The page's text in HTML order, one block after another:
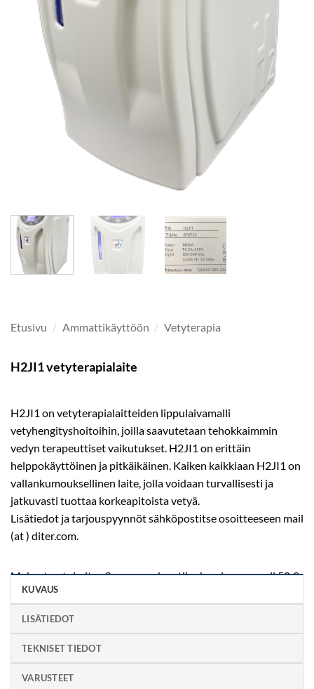
Etusivu / Ammattikäyttöön / Vetyterapia
H2JI1 vetyterapialaite
H2JI1 on vetyterapialaitteiden lippulaivamalli
vetyhengityshoitoihin, joilla saavutetaan tehokkaimmin
vedyn terapeuttiset vaikutukset. H2JI1 on erittäin
helppokäyttöinen ja pitkäikäinen. Kaiken kaikkiaan H2JI1 on
vallankumouksellinen laite, jolla voidaan turvallisesti ja
jatkuvasti tuottaa korkeapitoista vetyä.
Lisätiedot ja tarjouspyynnöt sähköpostitse osoitteeseen mail
(at ) diter.com.
Maksuton toimitus Suomessa, kun tilauksesi arvo on yli 50 €.
KUVAUS
LISÄTIEDOT
TEKNISET TIEDOT
VARUSTEET